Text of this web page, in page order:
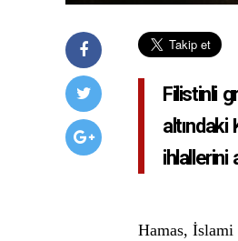
Filistinli
ihlallerini
Hamas,